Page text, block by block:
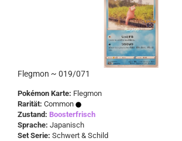
Flegmon ~ 019/071
Pokémon Karte: Flegmon
Rarität: Common
Zustand: Boosterfrisch
Sprache: Japanisch
Set Serie: Schwert & Schild